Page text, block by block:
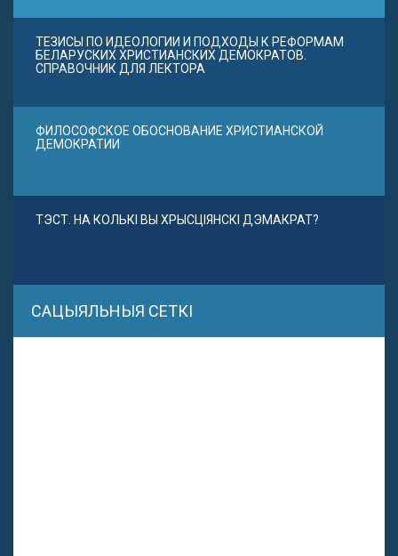
ТЕЗИСЫ ПО ИДЕОЛОГИИ И ПОДХОДЫ К РЕФОРМАМ
БЕЛАРУСКИХ ХРИСТИАНСКИХ ДЕМОКРАТОВ.
СПРАВОЧНИК ДЛЯ ЛЕКТОРА
ФИЛОСОФСКОЕ ОБОСНОВАНИЕ ХРИСТИАНСКОЙ
ДЕМОКРАТИИ
ТЭСТ. НА КОЛЬКІ ВЫ ХРЫСЦІЯНСКІ ДЭМАКРАТ?
САЦЫЯЛЬНЫЯ СЕТКІ